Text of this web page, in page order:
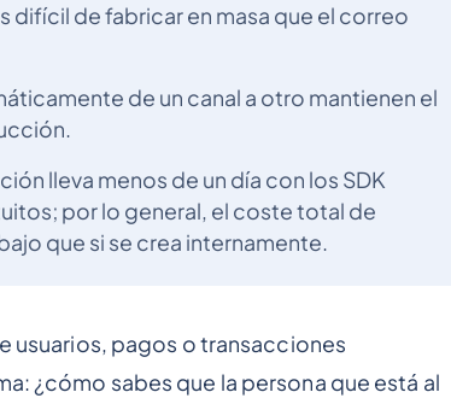
difícil de fabricar en masa que el correo
de un canal a otro mantienen el
lleva menos de un día con los SDK
por lo general, el coste total de
que si se crea internamente.
usuarios, pagos o transacciones
¿cómo sabes que la persona que está al